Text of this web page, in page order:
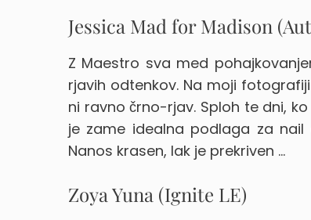
Jessica Mad for Madison
Z Maestro sva med
rjavih odtenkov. Na moji
ni ravno črno-rjav. Sploh te dni,
je zame idealna podlaga za
Nanos krasen, lak je prekriven …
Zoya Yuna (Ignite LE)